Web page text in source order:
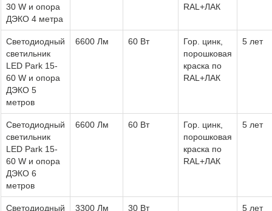
30 W и опора
ДЭКО 4 метра
RAL+ЛАК
Светодиодный
светильник
LED Park 15-
60 W и опора
ДЭКО 5
метров
6600 Лм 60 Вт
Гор. цинк,
порошковая
краска по
RAL+ЛАК
5 лет
Светодиодный
светильник
LED Park 15-
60 W и опора
ДЭКО 6
метров
6600 Лм 60 Вт
Гор. цинк,
порошковая
краска по
RAL+ЛАК
5 лет
Светодиодный
3300 Лм 30 Вт 5 лет